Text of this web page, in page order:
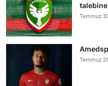
talebine
Temmuz
Temmuz